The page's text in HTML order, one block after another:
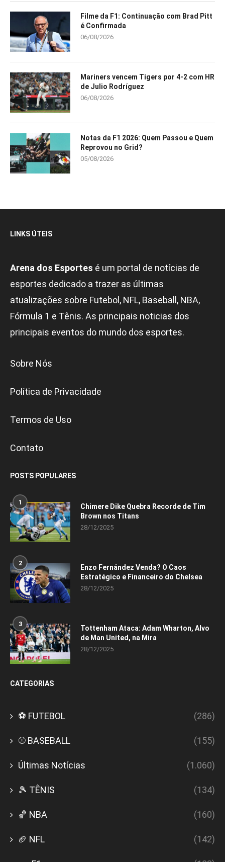
Filme da F1: Continuação com Brad Pitt
é Confirmada
06/08/2026
Mariners vencem Tigers por 4-2 com HR
de Julio Rodríguez
06/08/2026
Notas da F1 2026: Quem Passou e Quem
Reprovou no Grid?
05/08/2026
LINKS ÚTEIS
Arena dos Esportes é um portal de notícias de
esportes dedicado a trazer as últimas
atualizações sobre Futebol, NFL, Baseball, NBA,
Fórmula 1 e Tênis. As principais noticias dos
principais eventos do mundo dos esportes.
Sobre Nós
Política de Privacidade
Termos de Uso
Contato
POSTS POPULARES
1
Chimere Dike Quebra Recorde de Tim
Brown nos Titans
28/12/2025
2
Enzo Fernández Venda? O Caos
Estratégico e Financeiro do Chelsea
28/12/2025
3
Tottenham Ataca: Adam Wharton, Alvo
de Man United, na Mira
28/12/2025
CATEGORIAS
⚽ FUTEBOL (286)
⚾ BASEBALL (155)
Últimas Notícias (1.060)
🎾 TÊNIS (134)
🏀 NBA (160)
🏈 NFL (142)